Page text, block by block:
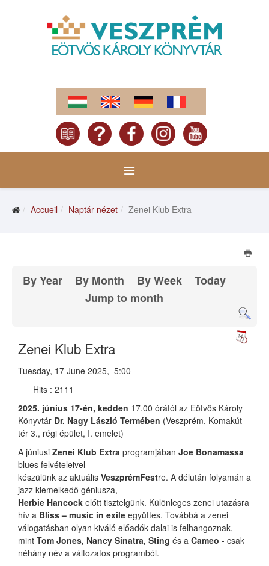
Accueil Naptár nézet Zenei Klub Extra
By Year By Month By Week
Today
Jump to month
Zenei Klub Extra
Tuesday, 17 June 2025, 5:00
Hits : 2111
2025. június 17-én, kedden 17.00 órától az Eötvös Károly
Könyvtár Dr. Nagy László Termében (Veszprém, Komakút
tér 3., régi épület, I. emelet)
A júniusi Zenei Klub Extra programjában Joe Bonamassa
blues felvételeivel
készülünk az aktuális VeszprémFestre. A délután folyamán a
jazz kiemelkedő géniusza,
Herbie Hancock előtt tisztelgünk. Különleges zenei utazásra
hív a Bliss – music in exile együttes. Továbbá a zenei
válogatásban olyan kiváló előadók dalai is felhangoznak,
mint Tom Jones, Nancy Sinatra, Sting és a Cameo - csak
néhány név a változatos programból.